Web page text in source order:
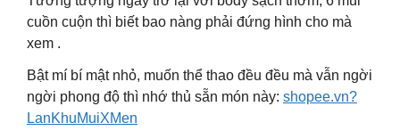
cuồn cuộn thì biết bao nàng phải đứng hình cho mà
xem .
Bật mí bí mật nhỏ, muốn thể thao đều đều mà vẫn ngời
ngời phong độ thì nhớ thủ sẵn món này: shopee.vn?
LanKhuMuiXMen